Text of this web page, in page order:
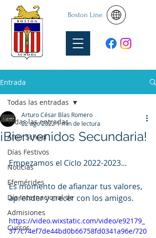
Boston Line
Entrada
Todas las entradas
After School
Días Festivos
Noticias
Efemérides
Día Internacional de
Admisiones
Cursos
Todas las entradas
¡Bienvenidos Secundaria!
Arturo César Blas Romero
22 ago 2022 1 min de lectura
Empezamos el Ciclo 2022-2023...
Es momento de afianzar tus valores,
aprender y crecer con los amigos.
https://video.wixstatic.com/video/e92179_
377c74ef7de44bd0b66758fd0341a96e/720